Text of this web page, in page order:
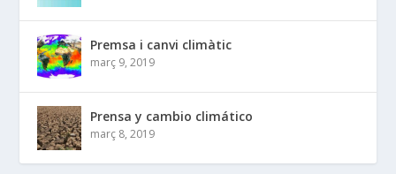
Premsa i canvi climàtic
març 9, 2019
Prensa y cambio climático
març 8, 2019